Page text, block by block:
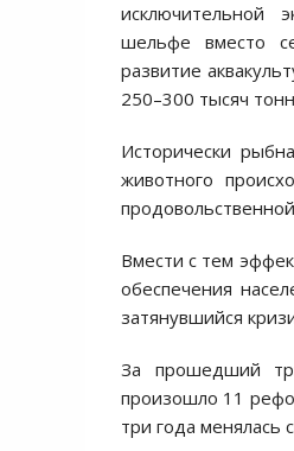
исключительной
шельфе вместо
развитие
250–300 тысяч
Исторически
животного
Вмести с тем
обеспечения
затянувшийся
За прошедший
произошло 11
три года менялась